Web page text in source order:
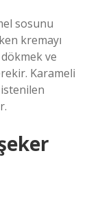
sosunu
kremayı
ve
Karameli